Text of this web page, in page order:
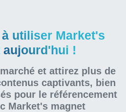
utiliser Market's
aujourd'hui !
et attirez plus de
captivants, bien
pour le référencement
Market's magnet